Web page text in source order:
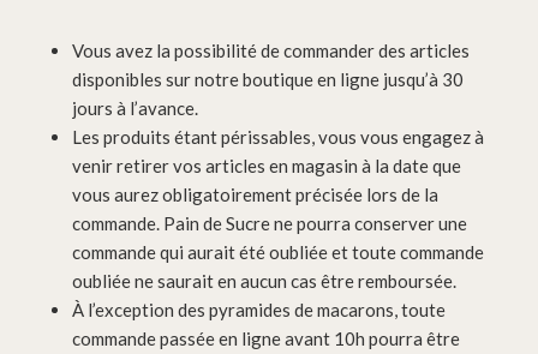
Vous avez la possibilité de commander des articles
disponibles sur notre boutique en ligne jusqu’à 30
jours à l’avance.
Les produits étant périssables, vous vous engagez à
venir retirer vos articles en magasin à la date que
vous aurez obligatoirement précisée lors de la
commande. Pain de Sucre ne pourra conserver une
commande qui aurait été oubliée et toute commande
oubliée ne saurait en aucun cas être remboursée.
À l’exception des pyramides de macarons, toute
commande passée en ligne avant 10h pourra être